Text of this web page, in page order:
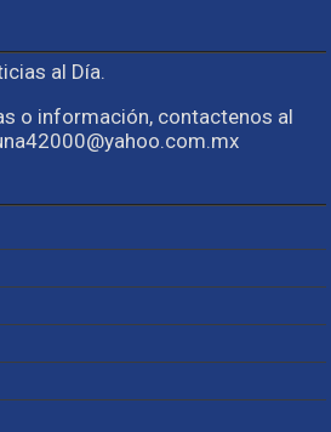
al Día.
o información, contactenos al